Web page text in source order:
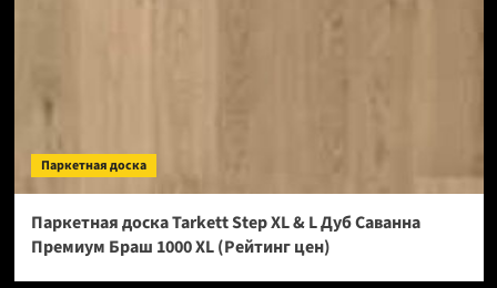
Паркетная доска
Паркетная доска Tarkett Step XL & L Дуб Саванна
Премиум Браш 1000 XL (Рейтинг цен)